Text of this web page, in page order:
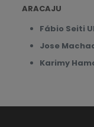
ARACAJU
Fábio Seiti
Jose
Karimy